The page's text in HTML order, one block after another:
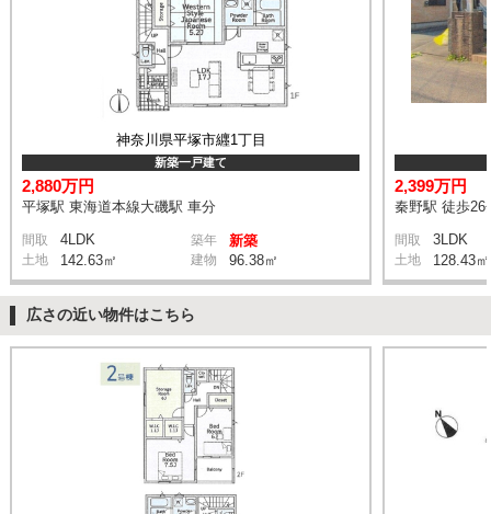
神奈川県平塚市纒1丁目
新築一戸建て
2,880万円
平塚駅 東海道本線大磯駅 車分
間取 4LDK 築年 新築
土地 142.63㎡ 建物 96.38㎡
2,399万円
秦野駅 徒歩26
間取 3LDK
土地 128.43㎡
広さの近い物件はこちら